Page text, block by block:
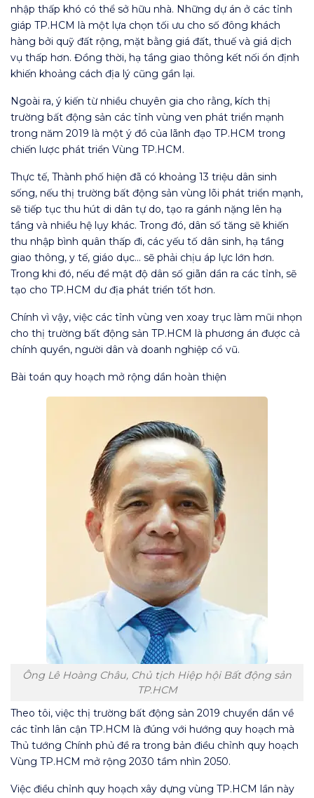
nhập thấp khó có thể sở hữu nhà. Những dự án ở các tỉnh
giáp TP.HCM là một lựa chọn tối ưu cho số đông khách
hàng bởi quỹ đất rộng, mặt bằng giá đất, thuế và giá dịch
vụ thấp hơn. Đồng thời, hạ tầng giao thông kết nối ổn định
khiến khoảng cách địa lý cũng gần lại.
Ngoài ra, ý kiến từ nhiều chuyên gia cho rằng, kích thị
trường bất động sản các tỉnh vùng ven phát triển mạnh
trong năm 2019 là một ý đồ của lãnh đạo TP.HCM trong
chiến lược phát triển Vùng TP.HCM.
Thực tế, Thành phố hiện đã có khoảng 13 triệu dân sinh
sống, nếu thị trường bất động sản vùng lõi phát triển mạnh,
sẽ tiếp tục thu hút di dân tự do, tạo ra gánh nặng lên hạ
tầng và nhiều hệ lụy khác. Trong đó, dân số tăng sẽ khiến
thu nhập bình quân thấp đi, các yếu tố dân sinh, hạ tầng
giao thông, y tế, giáo dục… sẽ phải chịu áp lực lớn hơn.
Trong khi đó, nếu để mật độ dân số giãn dần ra các tỉnh, sẽ
tạo cho TP.HCM dư địa phát triển tốt hơn.
Chính vì vậy, việc các tỉnh vùng ven xoay trục làm mũi nhọn
cho thị trường bất động sản TP.HCM là phương án được cả
chính quyền, người dân và doanh nghiệp cổ vũ.
Bài toán quy hoạch mở rộng dần hoàn thiện
Ông Lê Hoàng Châu, Chủ tịch Hiệp hội Bất động sản
TP.HCM
Theo tôi, việc thị trường bất động sản 2019 chuyển dần về
các tỉnh lân cận TP.HCM là đúng với hướng quy hoạch mà
Thủ tướng Chính phủ đề ra trong bản điều chỉnh quy hoạch
Vùng TP.HCM mở rộng 2030 tầm nhìn 2050.
Việc điều chỉnh quy hoạch xây dựng vùng TP.HCM lần này